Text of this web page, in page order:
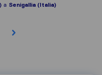
a Senigallia (Italia)